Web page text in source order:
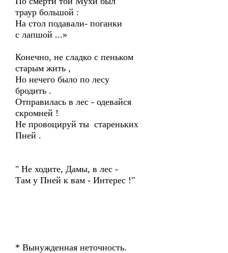
траур большой :
На стол подавали- поганки
с лапшой ...»
Конечно, не сладко с пеньком
старым жить ,
Но нечего было по лесу
бродить .
Отправилась в лес - одевайся
скромней !
Не провоцируй ты стареньких
Пней .
" Не ходите, Дамы, в лес -
Там у Пней к вам - Интерес !"
* Вынужденная неточность.